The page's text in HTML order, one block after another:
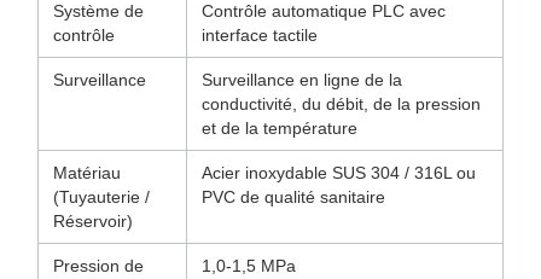
Système de
contrôle
Contrôle automatique PLC avec
interface tactile
Surveillance
Surveillance en ligne de la
conductivité, du débit, de la pression
et de la température
Matériau
(Tuyauterie /
Réservoir)
Acier inoxydable SUS 304 / 316L ou
PVC de qualité sanitaire
Pression de
1,0-1,5 MPa